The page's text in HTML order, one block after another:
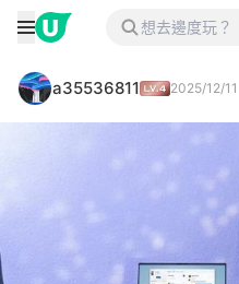
a35536811 2025/12/11